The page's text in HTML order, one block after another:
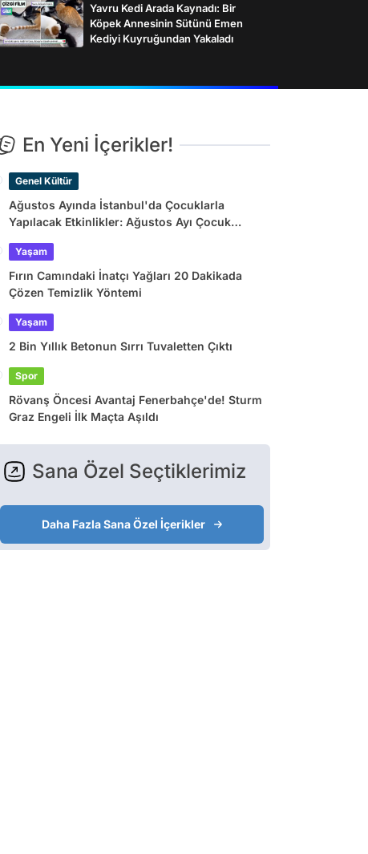
Yavru Kedi Arada Kaynadı: Bir
Köpek Annesinin Sütünü Emen
Kediyi Kuyruğundan Yakaladı
En Yeni İçerikler!
Genel Kültür
Ağustos Ayında İstanbul'da Çocuklarla
Yapılacak Etkinlikler: Ağustos Ayı Çocuk
Yaşam
Fırın Camındaki İnatçı Yağları 20 Dakikada
Çözen Temizlik Yöntemi
Yaşam
2 Bin Yıllık Betonun Sırrı Tuvaletten Çıktı
Spor
Rövanş Öncesi Avantaj Fenerbahçe'de! Sturm
Graz Engeli İlk Maçta Aşıldı
Sana Özel Seçtiklerimiz
Daha Fazla Sana Özel İçerikler